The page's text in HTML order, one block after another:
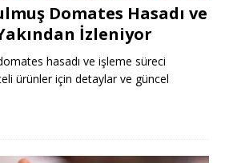
Domates Hasadı ve
İzleniyor
hasadı ve işleme süreci
ürünler için detaylar ve güncel